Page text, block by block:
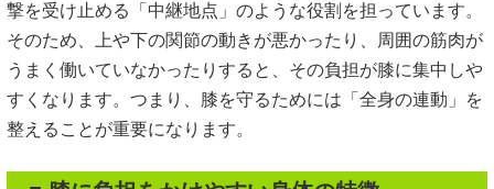
撃を受け止める「中継地点」のような役割を担っています。
そのため、上や下の関節の動きが悪かったり、周囲の筋肉が
うまく働いていなかったりすると、その負担が膝に集中しや
すくなります。つまり、膝を守るためには「全身の連動」を
整えることが重要になります。